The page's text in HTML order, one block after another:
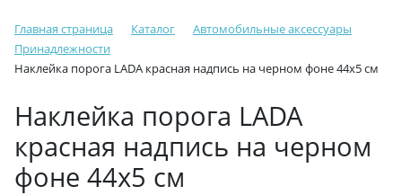
Главная страница Каталог
Автомобильные аксессуары
Принадлежности
Наклейка порога LADA красная надпись на черном фоне 44х5 см
Наклейка порога LADA
красная надпись на черном
фоне 44х5 см